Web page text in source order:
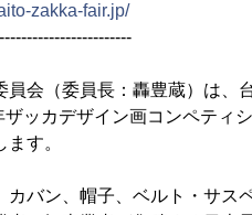
zakka-fair.jp/
員会（委員長：轟豊蔵）は、
ッカデザイン画コンペティ
す。
カバン、帽子、ベルト・サス